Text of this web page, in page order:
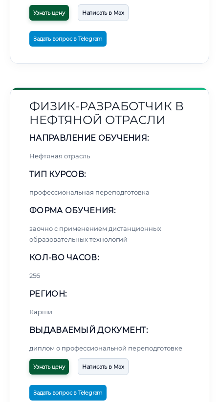
Узнать цену Написать в Max
Задать вопрос в Telegram
ФИЗИК-РАЗРАБОТЧИК В
НЕФТЯНОЙ ОТРАСЛИ
НАПРАВЛЕНИЕ ОБУЧЕНИЯ:
Нефтяная отрасль
ТИП КУРСОВ:
профессиональная переподготовка
ФОРМА ОБУЧЕНИЯ:
заочно с применением дистанционных
образовательных технологий
КОЛ-ВО ЧАСОВ:
256
РЕГИОН:
Карши
ВЫДАВАЕМЫЙ ДОКУМЕНТ:
диплом о профессиональной переподготовке
Узнать цену Написать в Max
Задать вопрос в Telegram